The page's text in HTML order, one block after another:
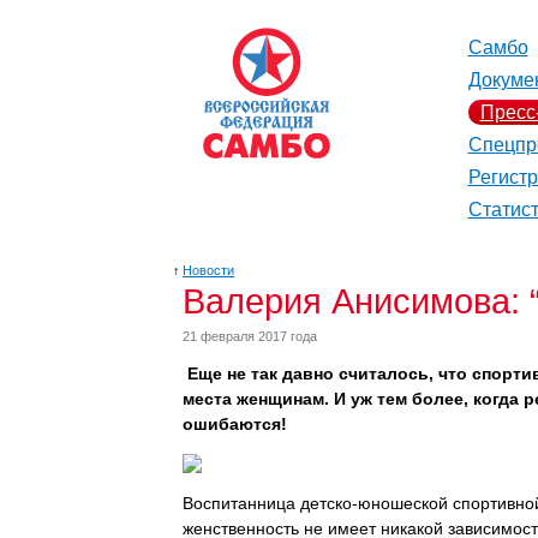
Самбо
↑ Новости
Валерия Анисимова:
21 февраля 2017 года
Еще не так давно считалось, что
места женщинам. И уж тем более, когда
ошибаются!
Воспитанница детско-юношеской
женственность не имеет никакой